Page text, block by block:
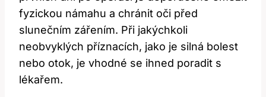
fyzickou námahu a chránit oči před
slunečním zářením. Při jakýchkoli
neobvyklých příznacích, jako je silná bolest
nebo otok, je vhodné se ihned poradit s
lékařem.